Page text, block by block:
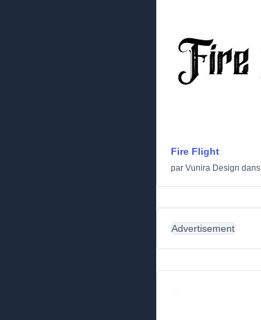
Fire Flight
par Vunira Design dans
Advertisement